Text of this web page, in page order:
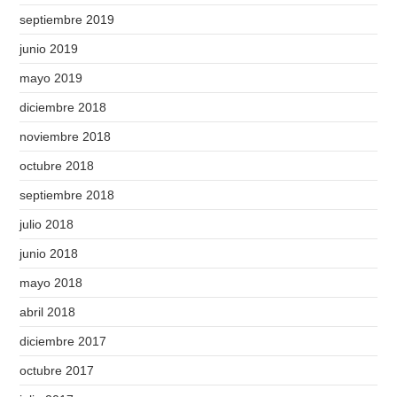
septiembre 2019
junio 2019
mayo 2019
diciembre 2018
noviembre 2018
octubre 2018
septiembre 2018
julio 2018
junio 2018
mayo 2018
abril 2018
diciembre 2017
octubre 2017